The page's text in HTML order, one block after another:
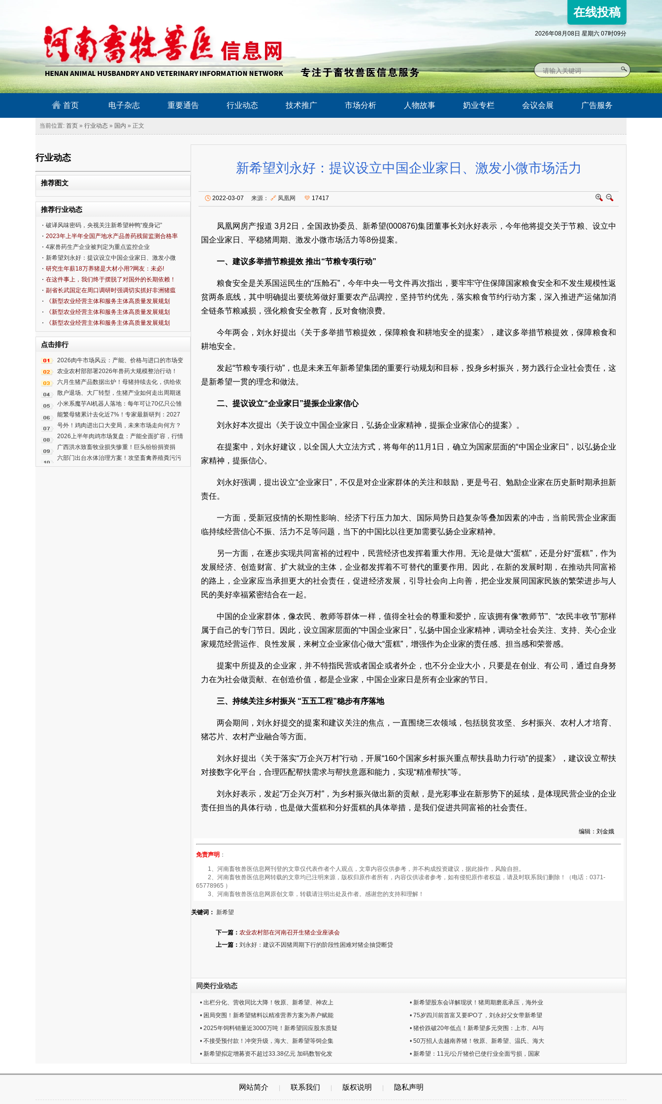
在线投稿
2026年08月08日 星期六 07时09分
首页 电子杂志 重要通告 行业动态 技术推广 市场分析 人物故事 奶业专栏 会议会展 广告服务
当前位置: 首页 » 行业动态 » 国内 » 正文
行业动态
推荐图文
推荐行业动态
破译风味密码，央视关注新希望种鸭“瘦身记”
2023年上半年全国产地水产品兽药残留监测合格率
为99.2%
4家兽药生产企业被判定为重点监控企业
新希望刘永好：提议设立中国企业家日、激发小微
市场活力
研究生年薪18万养猪是大材小用?网友：未必!
在这件事上，我们终于摆脱了对国外的长期依赖！
副省长武国定在周口调研时强调切实抓好非洲猪瘟
防控工作
《新型农业经营主体和服务主体高质量发展规划
（2020—2022年）》解读五： 大力推进农民教育培
训 为主体高质量发展提供人才和智力支持
《新型农业经营主体和服务主体高质量发展规划
（2020—2022年）》解读四： 以主体多元发展和服
务方式创新为重点，推进社会化服务高质量发展
《新型农业经营主体和服务主体高质量发展规划
（2020—2022年）》解读三： 引导农民合作社向高
质量发展轨道迈进
点击排行
2026肉牛市场风云：产能、价格与进口的市场变
局
农业农村部部署2026年兽药大规模整治行动！
六月生猪产品数据出炉！母猪持续去化，供给依
旧高企！
散户退场、大厂转型，生猪产业如何走出周期迷
雾？
小米系魔芋AI机器人落地：每年可让70亿只公雏
免于绞杀
能繁母猪累计去化近7%！专家最新研判：2027
年生猪养殖有望实现合理盈利
号外！鸡肉进出口大变局，未来市场走向何方？
2026上半年肉鸡市场复盘：产能全面扩容，行情
分化震荡，后市拐点已明确！
广西洪水致畜牧业损失惨重！巨头纷纷捐资捐
物！牧原2000万元、海大1000万元、双汇1.5万
箱火腿……
六部门出台水体治理方案！攻坚畜禽养殖粪污污
染
新希望刘永好：提议设立中国企业家日、激发小微市场活力
🕓 2022-03-07 来源： 🔗 凤凰网 💛 17417
凤凰网房产报道 3月2日，全国政协委员、新希望(000876)集团董事长刘永好表示，今年他将提交关于节粮、设立中
国企业家日、平稳猪周期、激发小微市场活力等8份提案。
一、建议多举措节粮提效 推出“节粮专项行动”
粮食安全是关系国运民生的“压舱石”，今年中央一号文件再次指出，要牢牢守住保障国家粮食安全和不发生规模性返
贫两条底线，其中明确提出要统筹做好重要农产品调控，坚持节约优先，落实粮食节约行动方案，深入推进产运储加消
全链条节粮减损，强化粮食安全教育，反对食物浪费。
今年两会，刘永好提出《关于多举措节粮提效，保障粮食和耕地安全的提案》，建议多举措节粮提效，保障粮食和
耕地安全。
发起“节粮专项行动”，也是未来五年新希望集团的重要行动规划和目标，投身乡村振兴，努力践行企业社会责任，这
是新希望一贯的理念和做法。
二、提议设立“企业家日”提振企业家信心
刘永好本次提出《关于设立中国企业家日，弘扬企业家精神，提振企业家信心的提案》。
在提案中，刘永好建议，以全国人大立法方式，将每年的11月1日，确立为国家层面的“中国企业家日”，以弘扬企业
家精神，提振信心。
刘永好强调，提出设立“企业家日”，不仅是对企业家群体的关注和鼓励，更是号召、勉励企业家在历史新时期承担新
责任。
一方面，受新冠疫情的长期性影响、经济下行压力加大、国际局势日趋复杂等叠加因素的冲击，当前民营企业家面
临持续经营信心不振、活力不足等问题，当下的中国比以往更加需要弘扬企业家精神。
另一方面，在逐步实现共同富裕的过程中，民营经济也发挥着重大作用。无论是做大“蛋糕”，还是分好“蛋糕”，作为
发展经济、创造财富、扩大就业的主体，企业都发挥着不可替代的重要作用。因此，在新的发展时期，在推动共同富裕
的路上，企业家应当承担更大的社会责任，促进经济发展，引导社会向上向善，把企业发展同国家民族的繁荣进步与人
民的美好幸福紧密结合在一起。
中国的企业家群体，像农民、教师等群体一样，值得全社会的尊重和爱护，应该拥有像“教师节”、“农民丰收节”那样
属于自己的专门节日。因此，设立国家层面的“中国企业家日”，弘扬中国企业家精神，调动全社会关注、支持、关心企业
家规范经营运作、良性发展，来树立企业家信心做大“蛋糕”，增强作为企业家的责任感、担当感和荣誉感。
提案中所提及的企业家，并不特指民营或者国企或者外企，也不分企业大小，只要是在创业、有公司，通过自身努
力在为社会做贡献、在创造价值，都是企业家，中国企业家日是所有企业家的节日。
三、持续关注乡村振兴 “五五工程”稳步有序落地
两会期间，刘永好提交的提案和建议关注的焦点，一直围绕三农领域，包括脱贫攻坚、乡村振兴、农村人才培育、
猪芯片、农村产业融合等方面。
刘永好提出《关于落实“万企兴万村”行动，开展“160个国家乡村振兴重点帮扶县助力行动”的提案》，建议设立帮扶
对接数字化平台，合理匹配帮扶需求与帮扶意愿和能力，实现“精准帮扶”等。
刘永好表示，发起“万企兴万村”，为乡村振兴做出新的贡献，是光彩事业在新形势下的延续，是体现民营企业的企业
责任担当的具体行动，也是做大蛋糕和分好蛋糕的具体举措，是我们促进共同富裕的社会责任。
编辑：刘金娥
免责声明 ：
1、河南畜牧兽医信息网刊登的文章仅代表作者个人观点，文章内容仅供参考，并不构成投资建议，据此操作，风险自担。
2、河南畜牧兽医信息网转载的文章均已注明来源，版权归原作者所有，内容仅供读者参考，如有侵犯原作者权益，请及时联系我们删除！（电话：0371-
65778965 ）
3、河南畜牧兽医信息网原创文章，转载请注明出处及作者。感谢您的支持和理解！
关键词： 新希望
下一篇： 农业农村部在河南召开生猪企业座谈会
上一篇： 刘永好：建议不因猪周期下行的阶段性困难对猪企抽贷断贷
同类行业动态
• 出栏分化、营收同比大降！牧原、新希望、神农上
• 新希望股东会详解现状！猪周期磨底承压，海外业
• 困局突围！新希望猪料以精准营养方案为养户赋能
• 75岁四川前首富又要IPO了，刘永好父女带新希望
• 2025年饲料销量近3000万吨！新希望回应股东质疑
• 猪价跌破20年低点！新希望多元突围：上市、AI与
• 不接受预付款！冲突升级，海大、新希望等饲企集
• 50万招人去越南养猪！牧原、新希望、温氏、海大
• 新希望拟定增募资不超过33.38亿元 加码数智化发
• 新希望：11元/公斤猪价已使行业全面亏损，国家
网站简介 联系我们 版权说明 隐私声明